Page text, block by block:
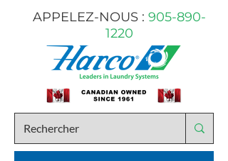
APPELEZ-NOUS : 905-890-
1220